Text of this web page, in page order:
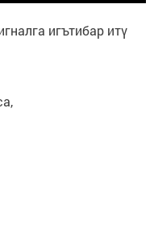
игътибар итү